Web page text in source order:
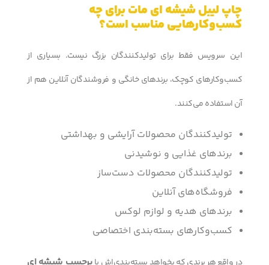
چاپ لیبل شیشه ای مات برای چه
کسب‌وکارهایی مناسب است؟
این سرویس فقط برای تولیدکنندگان بزرگ نیست. بسیاری از
کسب‌وکارهای کوچک، برندهای خانگی و فروشندگان آنلاین هم از
آن استفاده می‌کنند.
تولیدکنندگان محصولات آرایشی و بهداشتی
برندهای غذایی و نوشیدنی
تولیدکنندگان محصولات دست‌ساز
فروشگاه‌های آنلاین
برندهای هدیه و لوازم لوکس
کسب‌وکارهای بسته‌بندی اختصاصی